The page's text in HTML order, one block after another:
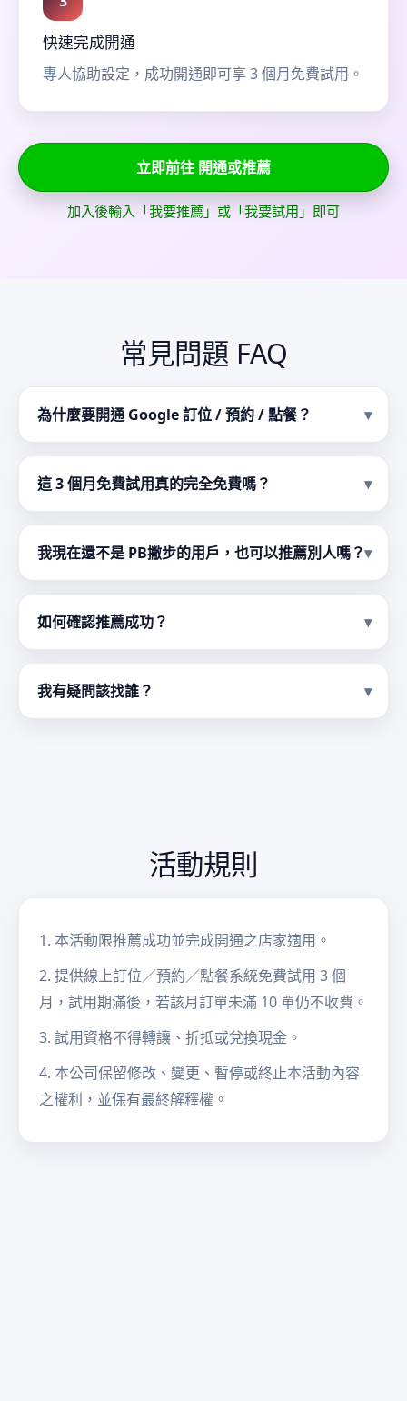
快速完成開通
專人協助設定，成功開通即可享 3 個月免費試用。
立即前往 開通或推薦
加入後輸入「我要推薦」或「我要試用」即可
常見問題 FAQ
為什麼要開通 Google 訂位 / 預約 / 點餐？
這 3 個月免費試用真的完全免費嗎？
我現在還不是 PB撇步的用戶，也可以推薦別人嗎？
如何確認推薦成功？
我有疑問該找誰？
活動規則
1. 本活動限推薦成功並完成開通之店家適用。
2. 提供線上訂位／預約／點餐系統免費試用 3 個
月，試用期滿後，若該月訂單未滿 10 單仍不收費。
3. 試用資格不得轉讓、折抵或兌換現金。
4. 本公司保留修改、變更、暫停或終止本活動內容
之權利，並保有最終解釋權。